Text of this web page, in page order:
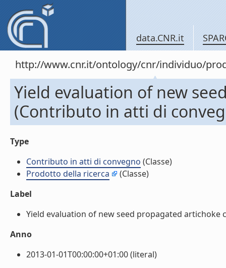
data.CNR.it
http://www.cnr.it/ontology/cnr/individuo/
Yield evaluation of new
(Contributo in atti di
Type
Contributo in atti di convegno (Classe)
Prodotto della ricerca
(Classe)
Label
Yield evaluation of new seed propagated
Anno
2013-01-01T00:00:00+01:00 (literal)